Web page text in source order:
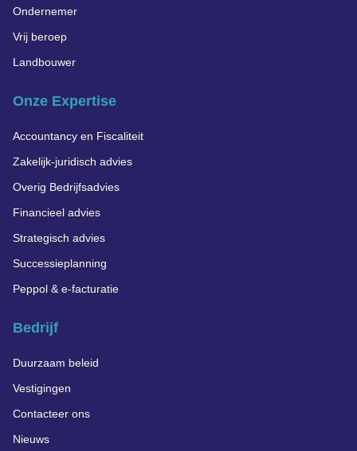
Ondernemer
Vrij beroep
Landbouwer
Onze Expertise
Accountancy en Fiscaliteit
Zakelijk-juridisch advies
Overig Bedrijfsadvies
Financieel advies
Strategisch advies
Successieplanning
Peppol & e-facturatie
Bedrijf
Duurzaam beleid
Vestigingen
Contacteer ons
Nieuws